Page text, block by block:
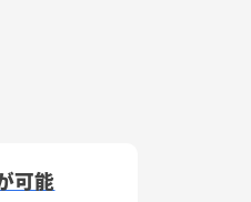
可能